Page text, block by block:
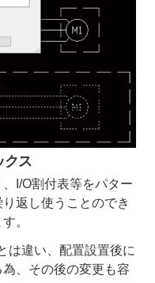
クス
I/O割付表等をパター
返し使うことのでき
。
は違い、配置設置後に
、その後の変更も容